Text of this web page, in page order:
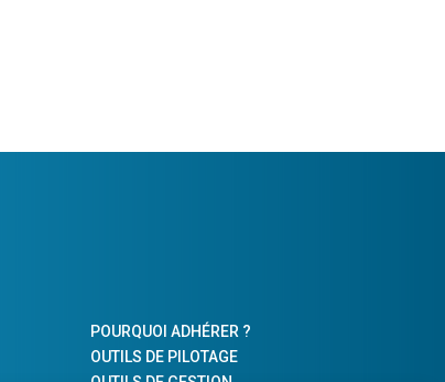
POURQUOI ADHÉRER ?
OUTILS DE PILOTAGE